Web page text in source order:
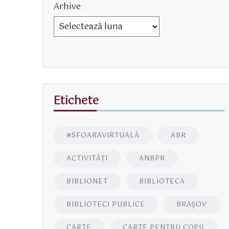
Arhive
Etichete
#SFOARAVIRTUALĂ ABR
ACTIVITĂŢI ANBPR
BIBLIONET BIBLIOTECA
BIBLIOTECI PUBLICE BRAŞOV